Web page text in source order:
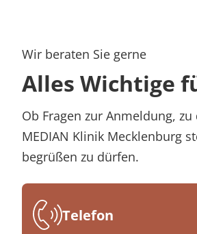
Wir beraten Sie gerne
Alles Wichtige
Ob Fragen zur Anmeldung,
MEDIAN Klinik Mecklenburg
begrüßen zu dürfen.
Telefon